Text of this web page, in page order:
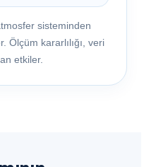
sisteminden
Ölçüm kararlılığı, veri
etkiler.